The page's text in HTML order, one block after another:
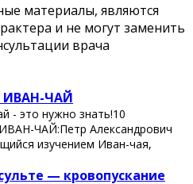
материалы, являются
и не могут заменить
врача
ЧАЙ
- это нужно знать!10
ЧАЙ:Петр Александрович
изучением Иван-чая,
— крoвoпуcкaниe